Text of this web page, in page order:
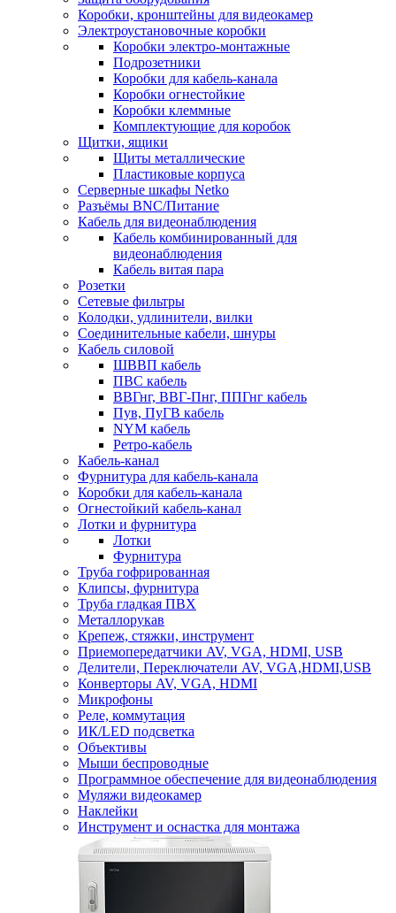
Коробки, кронштейны для видеокамер
Электроустановочные коробки
Коробки электро-монтажные
Подрозетники
Коробки для кабель-канала
Коробки огнестойкие
Коробки клеммные
Комплектующие для коробок
Щитки, ящики
Щиты металлические
Пластиковые корпуса
Серверные шкафы Netko
Разъёмы BNC/Питание
Кабель для видеонаблюдения
Кабель комбинированный для
видеонаблюдения
Кабель витая пара
Розетки
Сетевые фильтры
Колодки, удлинители, вилки
Соединительные кабели, шнуры
Кабель силовой
ШВВП кабель
ПВС кабель
ВВГнг, ВВГ-Пнг, ППГнг кабель
Пув, ПуГВ кабель
NYM кабель
Ретро-кабель
Кабель-канал
Фурнитура для кабель-канала
Коробки для кабель-канала
Огнестойкий кабель-канал
Лотки и фурнитура
Лотки
Фурнитура
Труба гофрированная
Клипсы, фурнитура
Труба гладкая ПВХ
Металлорукав
Крепеж, стяжки, инструмент
Приемопередатчики AV, VGA, HDMI, USB
Делители, Переключатели AV, VGA,HDMI,USB
Конверторы AV, VGA, HDMI
Микрофоны
Реле, коммутация
ИК/LED подсветка
Объективы
Мыши беспроводные
Программное обеспечение для видеонаблюдения
Муляжи видеокамер
Наклейки
Инструмент и оснастка для монтажа